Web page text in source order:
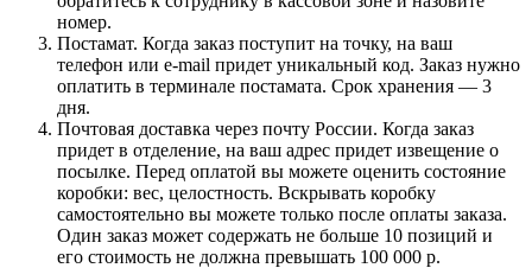
номер.
Постамат. Когда заказ поступит на точку, на ваш
телефон или e-mail придет уникальный код. Заказ нужно
оплатить в терминале постамата. Срок хранения — 3
дня.
Почтовая доставка через почту России. Когда заказ
придет в отделение, на ваш адрес придет извещение о
посылке. Перед оплатой вы можете оценить состояние
коробки: вес, целостность. Вскрывать коробку
самостоятельно вы можете только после оплаты заказа.
Один заказ может содержать не больше 10 позиций и
его стоимость не должна превышать 100 000 р.